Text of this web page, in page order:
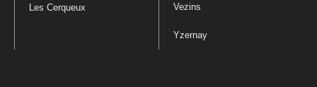
Les Cerqueux Vezins
Yzernay